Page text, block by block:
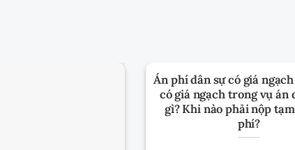
Án phí dân sự có giá
có giá ngạch trong vụ án
gì? Khi nào phải nộp
phí?